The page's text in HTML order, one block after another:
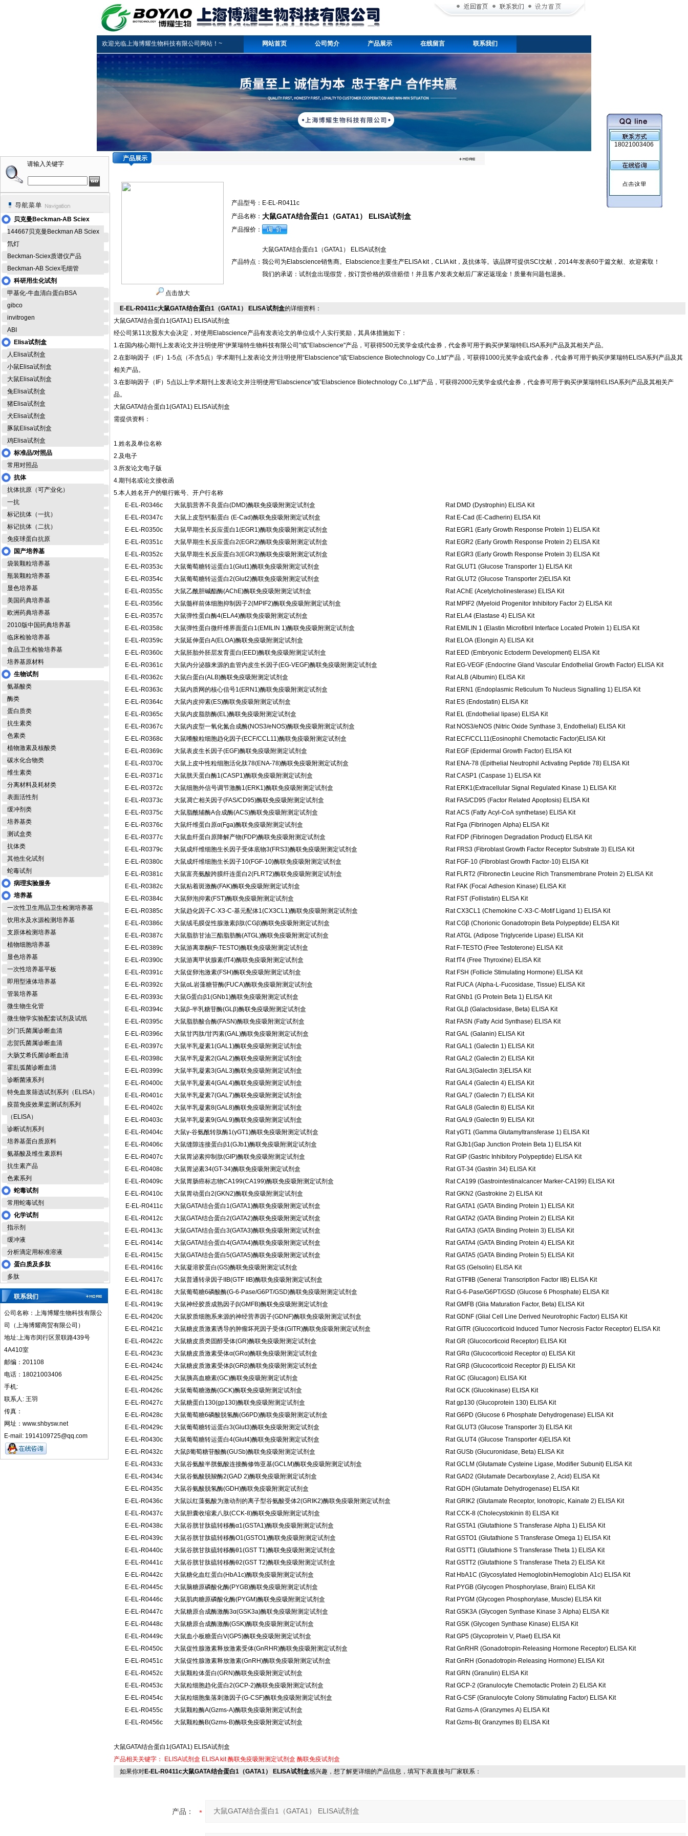
欢迎光临上海博耀生物科技有限公司网站！~ 网站首页 公司简介 产品展示 在线留言 联系我们
18021003406
请输入关键字
贝克曼Beckman-AB Sciex
144667贝克曼Beckman AB Sciex
氘灯
Beckman-Sciex质谱仪产品
Beckman-AB Sciex毛细管
科研用生化试剂
甲基化-牛血清白蛋白BSA
gibco
invitrogen
ABI
Elisa试剂盒
人Elisa试剂盒
小鼠Elisa试剂盒
大鼠Elisa试剂盒
兔Elisa试剂盒
猪Elisa试剂盒
犬Elisa试剂盒
豚鼠Elisa试剂盒
鸡Elisa试剂盒
标准品/对照品
常用对照品
抗体
抗体抗原（可产业化）
一抗
标记抗体（一抗）
标记抗体（二抗）
免疫球蛋白抗原
国产培养基
袋装颗粒培养基
瓶装颗粒培养基
显色培养基
美国药典培养基
欧洲药典培养基
2010版中国药典培养基
临床检验培养基
食品卫生检验培养基
培养基原材料
生物试剂
氨基酸类
酶类
蛋白质类
抗生素类
色素类
植物激素及核酸类
碳水化合物类
维生素类
分离材料及耗材类
表面活性剂
缓冲剂类
培养基类
测试盒类
抗体类
其他生化试剂
蛇毒试剂
病理实验服务
培养基
一次性卫生用品卫生检测培养基
饮用水及水源检测培养基
支原体检测培养基
植物细胞培养基
显色培养基
一次性培养基平板
即用型液体培养基
管装培养基
微生物生化管
微生物学实验配套试剂及试纸
沙门氏菌属诊断血清
志贺氏菌属诊断血清
大肠艾希氏菌诊断血清
霍乱弧菌诊断血清
诊断菌液系列
特免血浆筛选试剂系列（ELISA）
疫苗免疫效果监测试剂系列
（ELISA）
诊断试剂系列
培养基蛋白质原料
氨基酸及维生素原料
抗生素产品
色素系列
蛇毒试剂
常用蛇毒试剂
化学试剂
指示剂
缓冲液
分析滴定用标准溶液
蛋白质及多肽
多肽
联系我们
公司名称：上海博耀生物科技有限公
司（上海博耀商贸有限公司）
地址:上海市闵行区景联路439号
4A410室
邮编：201108
电话：18021003406
手机:
联系人: 王羽
传真：
网址：www.shbysw.net
E-mail: 1914109725@qq.com
产品展示
点击放大
产品型号： E-EL-R0411c
产品名称： 大鼠GATA结合蛋白1（GATA1） ELISA试剂盒
产品报价：
产品特点：
大鼠GATA结合蛋白1（GATA1） ELISA试剂盒
我公司为Elabscience销售商。Elabscience主要生产ELISA kit，CLIA kit，及抗体等。该品牌可提供SCI文献，2014年发表60于篇文献、欢迎索取！
我们的承诺：试剂盒出现假货，按订货价格的双倍赔偿！并且客户发表文献后厂家还返现金！质量有问题包退换。
E-EL-R0411c大鼠GATA结合蛋白1（GATA1） ELISA试剂盒的详细资料：
大鼠GATA结合蛋白1(GATA1) ELISA试剂盒
经公司第11次股东大会决定，对使用Elabscience产品有发表论文的单位或个人实行奖励，其具体措施如下：
1.在国内核心期刊上发表论文并注明使用“伊莱瑞特生物科技有限公司"或“Elabscience"产品，可获得500元奖学金或代金券，代金券可用于购买伊莱瑞特ELISA系列产品及其相关产品。
2.在影响因子（IF）1-5点（不含5点）学术期刊上发表论文并注明使用“Elabscience"或“Elabscience Biotechnology Co.,Ltd"产品，可获得1000元奖学金或代金券，代金券可用于购买伊莱瑞特ELISA系列产品及其
相关产品。
3.在影响因子（IF）5点以上学术期刊上发表论文并注明使用“Elabscience"或“Elabscience Biotechnology Co.,Ltd"产品，可获得2000元奖学金或代金券，代金券可用于购买伊莱瑞特ELISA系列产品及其相关产
品。
大鼠GATA结合蛋白1(GATA1) ELISA试剂盒
需提供资料：
1.姓名及单位名称
2.及电子
3.所发论文电子版
4.期刊名或论文接收函
5.本人姓名开户的银行账号、开户行名称
E-EL-R0346c
大鼠肌营养不良蛋白(DMD)酶联免疫吸附测定试剂盒
Rat DMD (Dystrophin) ELISA Kit
E-EL-R0347c
大鼠上皮型钙黏蛋白 (E-Cad)酶联免疫吸附测定试剂盒
Rat E-Cad (E-Cadherin) ELISA Kit
E-EL-R0350c
大鼠早期生长反应蛋白1(EGR1)酶联免疫吸附测定试剂盒
Rat EGR1 (Early Growth Response Protein 1) ELISA Kit
E-EL-R0351c
大鼠早期生长反应蛋白2(EGR2)酶联免疫吸附测定试剂盒
Rat EGR2 (Early Growth Response Protein 2) ELISA Kit
E-EL-R0352c
大鼠早期生长反应蛋白3(EGR3)酶联免疫吸附测定试剂盒
Rat EGR3 (Early Growth Response Protein 3) ELISA Kit
E-EL-R0353c
大鼠葡萄糖转运蛋白1(Glut1)酶联免疫吸附测定试剂盒
Rat GLUT1 (Glucose Transporter 1) ELISA Kit
E-EL-R0354c
大鼠葡萄糖转运蛋白2(Glut2)酶联免疫吸附测定试剂盒
Rat GLUT2 (Glucose Transporter 2)ELISA Kit
E-EL-R0355c
大鼠乙酰胆碱酯酶(AChE)酶联免疫吸附测定试剂盒
Rat AChE (Acetylcholinesterase) ELISA Kit
E-EL-R0356c
大鼠髓样前体细胞抑制因子2(MPIF2)酶联免疫吸附测定试剂盒
Rat MPIF2 (Myeloid Progenitor Inhibitory Factor 2) ELISA Kit
E-EL-R0357c
大鼠弹性蛋白酶4(ELA4)酶联免疫吸附测定试剂盒
Rat ELA4 (Elastase 4) ELISA Kit
E-EL-R0358c
大鼠弹性蛋白微纤维界面蛋白1(EMILIN 1)酶联免疫吸附测定试剂盒
Rat EMILIN 1 (Elastin Microfibril Interface Located Protein 1) ELISA Kit
E-EL-R0359c
大鼠延伸蛋白A(ELOA)酶联免疫吸附测定试剂盒
Rat ELOA (Elongin A) ELISA Kit
E-EL-R0360c
大鼠胚胎外胚层发育蛋白(EED)酶联免疫吸附测定试剂盒
Rat EED (Embryonic Ectoderm Development) ELISA Kit
E-EL-R0361c
大鼠内分泌腺来源的血管内皮生长因子(EG-VEGF)酶联免疫吸附测定试剂盒
Rat EG-VEGF (Endocrine Gland Vascular Endothelial Growth Factor) ELISA Kit
E-EL-R0362c
大鼠白蛋白(ALB)酶联免疫吸附测定试剂盒
Rat ALB (Albumin) ELISA Kit
E-EL-R0363c
大鼠内质网的核心信号1(ERN1)酶联免疫吸附测定试剂盒
Rat ERN1 (Endoplasmic Reticulum To Nucleus Signalling 1) ELISA Kit
E-EL-R0364c
大鼠内皮抑素(ES)酶联免疫吸附测定试剂盒
Rat ES (Endostatin) ELISA Kit
E-EL-R0365c
大鼠内皮脂肪酶(EL)酶联免疫吸附测定试剂盒
Rat EL (Endothelial lipase) ELISA Kit
E-EL-R0367c
大鼠内皮型一氧化氮合成酶(NOS3/eNOS)酶联免疫吸附测定试剂盒
Rat NOS3/eNOS (Nitric Oxide Synthase 3, Endothelial) ELISA Kit
E-EL-R0368c
大鼠嗜酸粒细胞趋化因子(ECF/CCL11)酶联免疫吸附测定试剂盒
Rat ECF/CCL11(Eosinophil Chemotactic Factor)ELISA Kit
E-EL-R0369c
大鼠表皮生长因子(EGF)酶联免疫吸附测定试剂盒
Rat EGF (Epidermal Growth Factor) ELISA Kit
E-EL-R0370c
大鼠上皮中性粒细胞活化肽78(ENA-78)酶联免疫吸附测定试剂盒
Rat ENA-78 (Epithelial Neutrophil Activating Peptide 78) ELISA Kit
E-EL-R0371c
大鼠胱天蛋白酶1(CASP1)酶联免疫吸附测定试剂盒
Rat CASP1 (Caspase 1) ELISA Kit
E-EL-R0372c
大鼠细胞外信号调节激酶1(ERK1)酶联免疫吸附测定试剂盒
Rat ERK1(Extracellular Signal Regulated Kinase 1) ELISA Kit
E-EL-R0373c
大鼠凋亡相关因子(FAS/CD95)酶联免疫吸附测定试剂盒
Rat FAS/CD95 (Factor Related Apoptosis) ELISA Kit
E-EL-R0375c
大鼠脂酰辅酶A合成酶(ACS)酶联免疫吸附测定试剂盒
Rat ACS (Fatty Acyl-CoA synthetase) ELISA Kit
E-EL-R0376c
大鼠纤维蛋白原α(Fga)酶联免疫吸附测定试剂盒
Rat Fga (Fibrinogen Alpha) ELISA Kit
E-EL-R0377c
大鼠血纤蛋白原降解产物(FDP)酶联免疫吸附测定试剂盒
Rat FDP (Fibrinogen Degradation Product) ELISA Kit
E-EL-R0379c
大鼠成纤维细胞生长因子受体底物3(FRS3)酶联免疫吸附测定试剂盒
Rat FRS3 (Fibroblast Growth Factor Receptor Substrate 3) ELISA Kit
E-EL-R0380c
大鼠成纤维细胞生长因子10(FGF-10)酶联免疫吸附测定试剂盒
Rat FGF-10 (Fibroblast Growth Factor-10) ELISA Kit
E-EL-R0381c
大鼠富亮氨酸跨膜纤连蛋白2(FLRT2)酶联免疫吸附测定试剂盒
Rat FLRT2 (Fibronectin Leucine Rich Transmembrane Protein 2) ELISA Kit
E-EL-R0382c
大鼠粘着斑激酶(FAK)酶联免疫吸附测定试剂盒
Rat FAK (Focal Adhesion Kinase) ELISA Kit
E-EL-R0384c
大鼠卵泡抑素(FST)酶联免疫吸附测定试剂盒
Rat FST (Follistatin) ELISA Kit
E-EL-R0385c
大鼠趋化因子C-X3-C-基元配体1(CX3CL1)酶联免疫吸附测定试剂盒
Rat CX3CL1 (Chemokine C-X3-C-Motif Ligand 1) ELISA Kit
E-EL-R0386c
大鼠绒毛膜促性腺激素β肽(CGβ)酶联免疫吸附测定试剂盒
Rat CGβ (Chorionic Gonadotropin Beta Polypeptide) ELISA Kit
E-EL-R0387c
大鼠脂肪甘油三酯脂肪酶(ATGL)酶联免疫吸附测定试剂盒
Rat ATGL (Adipose Triglyceride Lipase) ELISA Kit
E-EL-R0389c
大鼠游离睾酮(F-TESTO)酶联免疫吸附测定试剂盒
Rat F-TESTO (Free Testoterone) ELISA Kit
E-EL-R0390c
大鼠游离甲状腺素(fT4)酶联免疫吸附测定试剂盒
Rat fT4 (Free Thyroxine) ELISA Kit
E-EL-R0391c
大鼠促卵泡激素(FSH)酶联免疫吸附测定试剂盒
Rat FSH (Follicle Stimulating Hormone) ELISA Kit
E-EL-R0392c
大鼠αL岩藻糖苷酶(FUCA)酶联免疫吸附测定试剂盒
Rat FUCA (Alpha-L-Fucosidase, Tissue) ELISA Kit
E-EL-R0393c
大鼠G蛋白β1(GNb1)酶联免疫吸附测定试剂盒
Rat GNb1 (G Protein Beta 1) ELISA Kit
E-EL-R0394c
大鼠β-半乳糖苷酶(GLβ)酶联免疫吸附测定试剂盒
Rat GLβ (Galactosidase, Beta) ELISA Kit
E-EL-R0395c
大鼠脂肪酸合酶(FASN)酶联免疫吸附测定试剂盒
Rat FASN (Fatty Acid Synthase) ELISA Kit
E-EL-R0396c
大鼠甘丙肽/甘丙素(GAL)酶联免疫吸附测定试剂盒
Rat GAL (Galanin) ELISA Kit
E-EL-R0397c
大鼠半乳凝素1(GAL1)酶联免疫吸附测定试剂盒
Rat GAL1 (Galectin 1) ELISA Kit
E-EL-R0398c
大鼠半乳凝素2(GAL2)酶联免疫吸附测定试剂盒
Rat GAL2 (Galectin 2) ELISA Kit
E-EL-R0399c
大鼠半乳凝素3(GAL3)酶联免疫吸附测定试剂盒
Rat GAL3(Galectin 3)ELISA Kit
E-EL-R0400c
大鼠半乳凝素4(GAL4)酶联免疫吸附测定试剂盒
Rat GAL4 (Galectin 4) ELISA Kit
E-EL-R0401c
大鼠半乳凝素7(GAL7)酶联免疫吸附测定试剂盒
Rat GAL7 (Galectin 7) ELISA Kit
E-EL-R0402c
大鼠半乳凝素8(GAL8)酶联免疫吸附测定试剂盒
Rat GAL8 (Galectin 8) ELISA Kit
E-EL-R0403c
大鼠半乳凝素9(GAL9)酶联免疫吸附测定试剂盒
Rat GAL9 (Galectin 9) ELISA Kit
E-EL-R0404c
大鼠γ-谷氨酰转肽酶1(γGT1)酶联免疫吸附测定试剂盒
Rat γGT1 (Gamma Glutamyltransferase 1) ELISA Kit
E-EL-R0406c
大鼠缝隙连接蛋白β1(GJb1)酶联免疫吸附测定试剂盒
Rat GJb1(Gap Junction Protein Beta 1) ELISA Kit
E-EL-R0407c
大鼠胃泌素抑制肽(GIP)酶联免疫吸附测定试剂盒
Rat GIP (Gastric Inhibitory Polypeptide) ELISA Kit
E-EL-R0408c
大鼠胃泌素34(GT-34)酶联免疫吸附测定试剂盒
Rat GT-34 (Gastrin 34) ELISA Kit
E-EL-R0409c
大鼠胃肠癌标志物CA199(CA199)酶联免疫吸附测定试剂盒
Rat CA199 (Gastrointestinalcancer Marker-CA199) ELISA Kit
E-EL-R0410c
大鼠胃动蛋白2(GKN2)酶联免疫吸附测定试剂盒
Rat GKN2 (Gastrokine 2) ELISA Kit
E-EL-R0411c
大鼠GATA结合蛋白1(GATA1)酶联免疫吸附测定试剂盒
Rat GATA1 (GATA Binding Protein 1) ELISA Kit
E-EL-R0412c
大鼠GATA结合蛋白2(GATA2)酶联免疫吸附测定试剂盒
Rat GATA2 (GATA Binding Protein 2) ELISA Kit
E-EL-R0413c
大鼠GATA结合蛋白3(GATA3)酶联免疫吸附测定试剂盒
Rat GATA3 (GATA Binding Protein 3) ELISA Kit
E-EL-R0414c
大鼠GATA结合蛋白4(GATA4)酶联免疫吸附测定试剂盒
Rat GATA4 (GATA Binding Protein 4) ELISA Kit
E-EL-R0415c
大鼠GATA结合蛋白5(GATA5)酶联免疫吸附测定试剂盒
Rat GATA5 (GATA Binding Protein 5) ELISA Kit
E-EL-R0416c
大鼠凝溶胶蛋白(GS)酶联免疫吸附测定试剂盒
Rat GS (Gelsolin) ELISA Kit
E-EL-R0417c
大鼠普通转录因子IIB(GTF IIB)酶联免疫吸附测定试剂盒
Rat GTFⅡB (General Transcription Factor IIB) ELISA Kit
E-EL-R0418c
大鼠葡萄糖6磷酸酶(G-6-Pase/G6PT/GSD)酶联免疫吸附测定试剂盒
Rat G-6-Pase/G6PT/GSD (Glucose 6 Phosphate) ELISA Kit
E-EL-R0419c
大鼠神经胶质成熟因子β(GMFB)酶联免疫吸附测定试剂盒
Rat GMFB (Glia Maturation Factor, Beta) ELISA Kit
E-EL-R0420c
大鼠胶质细胞系来源的神经营养因子(GDNF)酶联免疫吸附测定试剂盒
Rat GDNF (Glial Cell Line Derived Neurotrophic Factor) ELISA Kit
E-EL-R0421c
大鼠糖皮质激素诱导的肿瘤坏死因子受体(GITR)酶联免疫吸附测定试剂盒
Rat GITR (Glucocorticoid Induced Tumor Necrosis Factor Receptor) ELISA Kit
E-EL-R0422c
大鼠糖皮质类固醇受体(GR)酶联免疫吸附测定试剂盒
Rat GR (Glucocorticoid Receptor) ELISA Kit
E-EL-R0423c
大鼠糖皮质激素受体α(GRα)酶联免疫吸附测定试剂盒
Rat GRα (Glucocorticoid Receptor α) ELISA Kit
E-EL-R0424c
大鼠糖皮质激素受体β(GRβ)酶联免疫吸附测定试剂盒
Rat GRβ (Glucocorticoid Receptor β) ELISA Kit
E-EL-R0425c
大鼠胰高血糖素(GC)酶联免疫吸附测定试剂盒
Rat GC (Glucagon) ELISA Kit
E-EL-R0426c
大鼠葡萄糖激酶(GCK)酶联免疫吸附测定试剂盒
Rat GCK (Glucokinase) ELISA Kit
E-EL-R0427c
大鼠糖蛋白130(gp130)酶联免疫吸附测定试剂盒
Rat gp130 (Glucoprotein 130) ELISA Kit
E-EL-R0428c
大鼠葡萄糖6磷酸脱氢酶(G6PD)酶联免疫吸附测定试剂盒
Rat G6PD (Glucose 6 Phosphate Dehydrogenase) ELISA Kit
E-EL-R0429c
大鼠葡萄糖转运蛋白3(Glut3)酶联免疫吸附测定试剂盒
Rat GLUT3 (Glucose Transporter 3) ELISA Kit
E-EL-R0430c
大鼠葡萄糖转运蛋白4(Glut4)酶联免疫吸附测定试剂盒
Rat GLUT4 (Glucose Transporter 4)ELISA Kit
E-EL-R0432c
大鼠β葡萄糖苷酸酶(GUSb)酶联免疫吸附测定试剂盒
Rat GUSb (Glucuronidase, Beta) ELISA Kit
E-EL-R0433c
大鼠谷氨酸半胱氨酸连接酶修饰亚基(GCLM)酶联免疫吸附测定试剂盒
Rat GCLM (Glutamate Cysteine Ligase, Modifier Subunit) ELISA Kit
E-EL-R0434c
大鼠谷氨酸脱羧酶2(GAD 2)酶联免疫吸附测定试剂盒
Rat GAD2 (Glutamate Decarboxylase 2, Acid) ELISA Kit
E-EL-R0435c
大鼠谷氨酸脱氢酶(GDH)酶联免疫吸附测定试剂盒
Rat GDH (Glutamate Dehydrogenase) ELISA Kit
E-EL-R0436c
大鼠以红藻氨酸为激动剂的离子型谷氨酸受体2(GRIK2)酶联免疫吸附测定试剂盒
Rat GRIK2 (Glutamate Receptor, Ionotropic, Kainate 2) ELISA Kit
E-EL-R0437c
大鼠胆囊收缩素八肽(CCK-8)酶联免疫吸附测定试剂盒
Rat CCK-8 (Cholecystokinin 8) ELISA Kit
E-EL-R0438c
大鼠谷胱甘肽硫转移酶α1(GSTA1)酶联免疫吸附测定试剂盒
Rat GSTA1 (Glutathione S Transferase Alpha 1) ELISA Kit
E-EL-R0439c
大鼠谷胱甘肽硫转移酶O1(GSTO1)酶联免疫吸附测定试剂盒
Rat GSTO1 (Glutathione S Transferase Omega 1) ELISA Kit
E-EL-R0440c
大鼠谷胱甘肽硫转移酶θ1(GST T1)酶联免疫吸附测定试剂盒
Rat GSTT1 (Glutathione S Transferase Theta 1) ELISA Kit
E-EL-R0441c
大鼠谷胱甘肽硫转移酶θ2(GST T2)酶联免疫吸附测定试剂盒
Rat GSTT2 (Glutathione S Transferase Theta 2) ELISA Kit
E-EL-R0442c
大鼠糖化血红蛋白(HbA1c)酶联免疫吸附测定试剂盒
Rat HbA1C (Glycosylated Hemoglobin/Hemoglobin A1c) ELISA Kit
E-EL-R0445c
大鼠脑糖原磷酸化酶(PYGB)酶联免疫吸附测定试剂盒
Rat PYGB (Glycogen Phosphorylase, Brain) ELISA Kit
E-EL-R0446c
大鼠肌肉糖原磷酸化酶(PYGM)酶联免疫吸附测定试剂盒
Rat PYGM (Glycogen Phosphorylase, Muscle) ELISA Kit
E-EL-R0447c
大鼠糖原合成酶激酶3α(GSK3a)酶联免疫吸附测定试剂盒
Rat GSK3A (Glycogen Synthase Kinase 3 Alpha) ELISA Kit
E-EL-R0448c
大鼠糖原合成酶激酶(GSK)酶联免疫吸附测定试剂盒
Rat GSK (Glycogen Synthase Kinase) ELISA Kit
E-EL-R0449c
大鼠血小板糖蛋白V(GP5)酶联免疫吸附测定试剂盒
Rat GP5 (Glycoprotein V, Plaet) ELISA Kit
E-EL-R0450c
大鼠促性腺激素释放激素受体(GnRHR)酶联免疫吸附测定试剂盒
Rat GnRHR (Gonadotropin-Releasing Hormone Receptor) ELISA Kit
E-EL-R0451c
大鼠促性腺激素释放激素(GnRH)酶联免疫吸附测定试剂盒
Rat GnRH (Gonadotropin-Releasing Hormone) ELISA Kit
E-EL-R0452c
大鼠颗粒体蛋白(GRN)酶联免疫吸附测定试剂盒
Rat GRN (Granulin) ELISA Kit
E-EL-R0453c
大鼠粒细胞趋化蛋白2(GCP-2)酶联免疫吸附测定试剂盒
Rat GCP-2 (Granulocyte Chemotactic Protein 2) ELISA Kit
E-EL-R0454c
大鼠粒细胞集落刺激因子(G-CSF)酶联免疫吸附测定试剂盒
Rat G-CSF (Granulocyte Colony Stimulating Factor) ELISA Kit
E-EL-R0455c
大鼠颗粒酶A(Gzms-A)酶联免疫吸附测定试剂盒
Rat Gzms-A (Granzymes A) ELISA Kit
E-EL-R0456c
大鼠颗粒酶B(Gzms-B)酶联免疫吸附测定试剂盒 Rat Gzms-B( Granzymes B) ELISA Kit
大鼠GATA结合蛋白1(GATA1) ELISA试剂盒
产品相关关键字：
ELISA试剂盒 ELISA kit 酶联免疫吸附测定试剂盒 酶联免疫试剂盒
如果你对E-EL-R0411c大鼠GATA结合蛋白1（GATA1） ELISA试剂盒感兴趣，想了解更详细的产品信息，填写下表直接与厂家联系：
产品：